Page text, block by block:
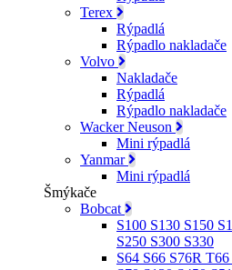
Terex
Rýpadlá
Rýpadlo nakladače
Volvo
Nakladače
Rýpadlá
Rýpadlo nakladače
Wacker Neuson
Mini rýpadlá
Yanmar
Mini rýpadlá
Šmýkače
Bobcat
S100 S130 S150
S250 S300 S330
S64 S66 S76R